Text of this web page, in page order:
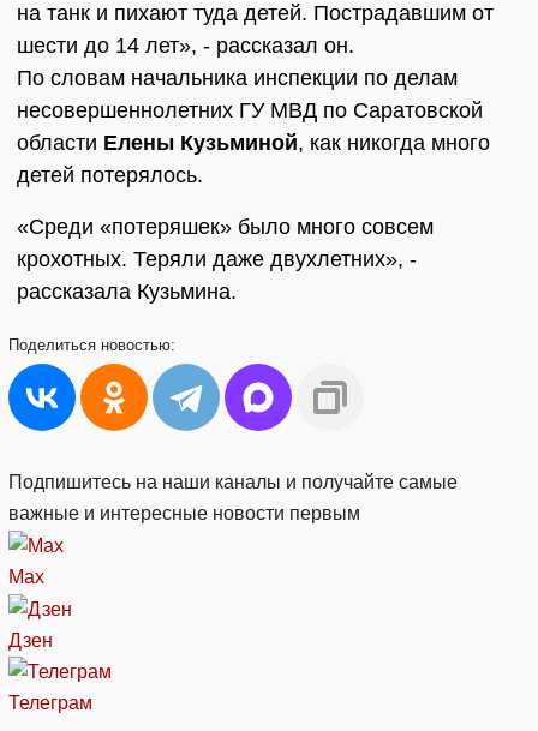
на танк и пихают туда детей. Пострадавшим от
шести до 14 лет», - рассказал он.
По словам начальника инспекции по делам
несовершеннолетних ГУ МВД по Саратовской
области Елены Кузьминой, как никогда много
детей потерялось.
«Среди «потеряшек» было много совсем
крохотных. Теряли даже двухлетних», -
рассказала Кузьмина.
Поделиться новостью:
Подпишитесь на наши каналы и получайте самые
важные и интересные новости первым
Max
Дзен
Телеграм